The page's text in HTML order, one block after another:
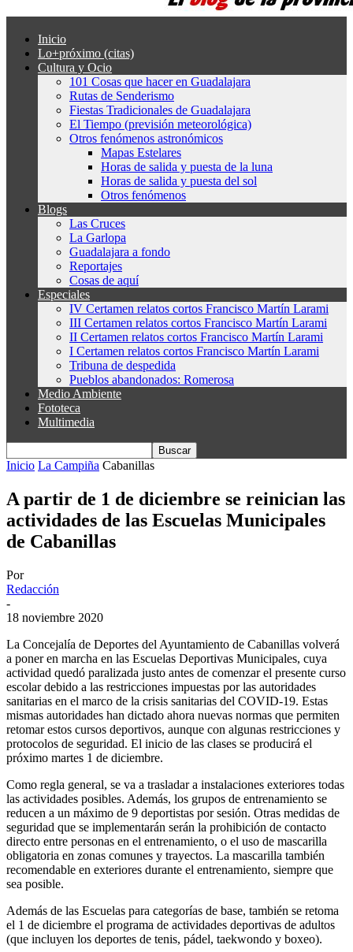
Inicio
Lo+próximo (citas)
Cultura y Ocio
101 Cosas que hacer en Guadalajara
Rutas de Senderismo
Fiestas Tradicionales de Guadalajara
El Tiempo (previsión meteorológica)
Otros fenómenos astronómicos
Mapas Estelares
Horas de salida y puesta de la luna
Horas de salida y puesta del sol
Otros fenómenos
Blogs
Las Cruces
La Garlopa
Guadalajara a fondo
Reportajes
Cosas de aquí
Especiales
IV Certamen relatos cortos Francisco Martín Larami
III Certamen relatos cortos Francisco Martín Larami
II Certamen relatos cortos Francisco Martín Larami
I Certamen relatos cortos Francisco Martín Larami
Tribuna de despedida
Pueblos abandonados: Romerosa
Medio Ambiente
Fototeca
Multimedia
Inicio La Campiña Cabanillas
A partir de 1 de diciembre se reinician las
actividades de las Escuelas Municipales
de Cabanillas
Por
Redacción
-
18 noviembre 2020
La Concejalía de Deportes del Ayuntamiento de Cabanillas volverá
a poner en marcha en las Escuelas Deportivas Municipales, cuya
actividad quedó paralizada justo antes de comenzar el presente curso
escolar debido a las restricciones impuestas por las autoridades
sanitarias en el marco de la crisis sanitarias del COVID-19. Estas
mismas autoridades han dictado ahora nuevas normas que permiten
retomar estos cursos deportivos, aunque con algunas restricciones y
protocolos de seguridad. El inicio de las clases se producirá el
próximo martes 1 de diciembre.
Como regla general, se va a trasladar a instalaciones exteriores todas
las actividades posibles. Además, los grupos de entrenamiento se
reducen a un máximo de 9 deportistas por sesión. Otras medidas de
seguridad que se implementarán serán la prohibición de contacto
directo entre personas en el entrenamiento, o el uso de mascarilla
obligatoria en zonas comunes y trayectos. La mascarilla también
recomendable en exteriores durante el entrenamiento, siempre que
sea posible.
Además de las Escuelas para categorías de base, también se retoma
el 1 de diciembre el programa de actividades deportivas de adultos
(que incluyen los deportes de tenis, pádel, taekwondo y boxeo).